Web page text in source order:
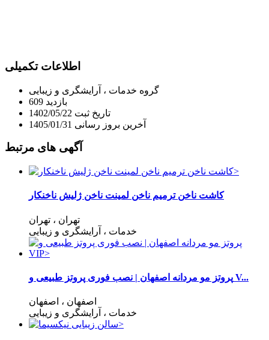
اطلاعات تکمیلی
گروه خدمات ، آرایشگری و زیبایی
بازدید 609
تاریخ ثبت 1402/05/22
آخرین بروز رسانی 1405/01/31
آگهی های مرتبط
کاشت ناخن ترمیم ناخن لمینت ناخن ژلیش ناخنکار
تهران ، تهران
خدمات ، آرایشگری و زیبایی
پروتز مو مردانه اصفهان | نصب فوری پروتز طبیعی و V...
اصفهان ، اصفهان
خدمات ، آرایشگری و زیبایی